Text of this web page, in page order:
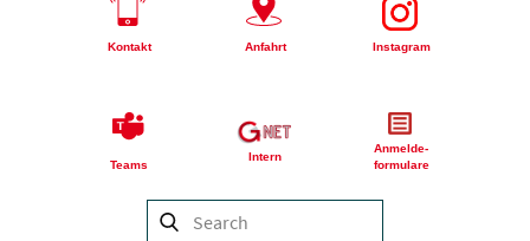
Kontakt Anfahrt Instagram
Teams
Intern
Anmelde-
formulare